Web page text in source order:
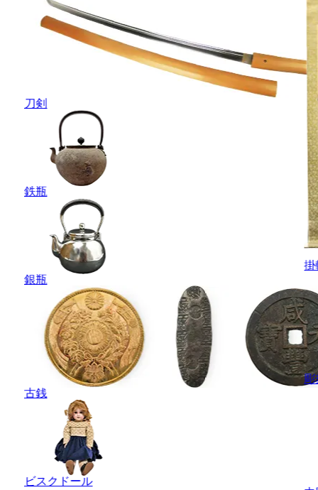
刀剣
鉄瓶
銀瓶
古銭
ビスクドール
掛
彫